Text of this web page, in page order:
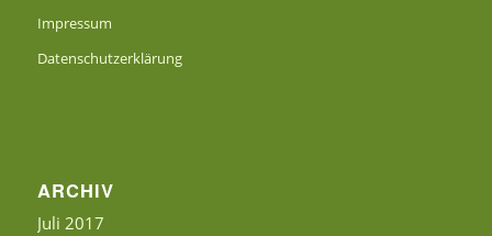
Impressum
Datenschutzerklärung
ARCHIV
Juli 2017